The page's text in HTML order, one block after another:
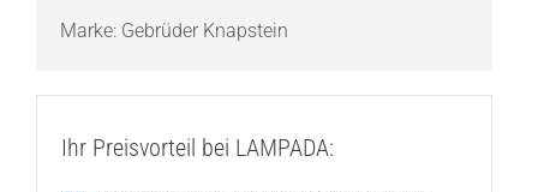
Marke: Gebrüder Knapstein
Ihr Preisvorteil bei LAMPADA: